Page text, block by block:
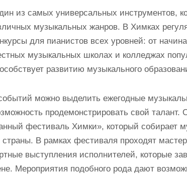
из самых универсальных инструментов,
музыкальных жанров. В Химках
для пианистов всех уровней: от
музыкальных школах и колледжах
развитию музыкального
можно выделить ежегодные
продемонстрировать свой талант.
фестиваль Химки», который собирает
страны. В рамках фестиваля проходят
выступления исполнителей, которые
Мероприятия подобного рода дают